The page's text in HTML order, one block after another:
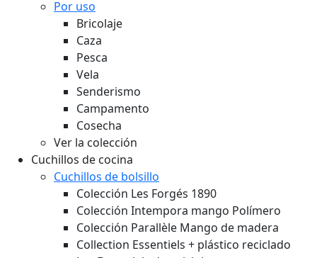
Por uso
Bricolaje
Caza
Pesca
Vela
Senderismo
Campamento
Cosecha
Ver la colección
Cuchillos de cocina
Cuchillos de bolsillo
Colección Les Forgés 1890
Colección Intempora mango Polímero
Colección Parallèle Mango de madera
Collection Essentiels + plástico reciclado